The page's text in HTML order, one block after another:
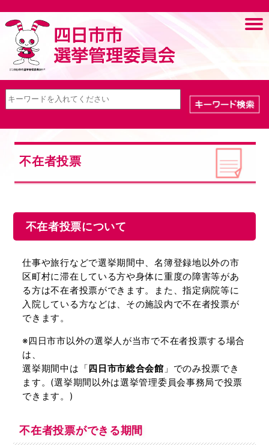
不在者投票
不在者投票について
仕事や旅行などで選挙期間中、名簿登録地以外の市
区町村に滞在している方や身体に重度の障害等があ
る方は不在者投票ができます。また、指定病院等に
入院している方などは、その施設内で不在者投票が
できます。
※四日市市以外の選挙人が当市で不在者投票する場合
は、
選挙期間中は「四日市市総合会館 」でのみ投票でき
ます。(選挙期間以外は選挙管理委員会事務局で投票
できます。)
不在者投票ができる期間